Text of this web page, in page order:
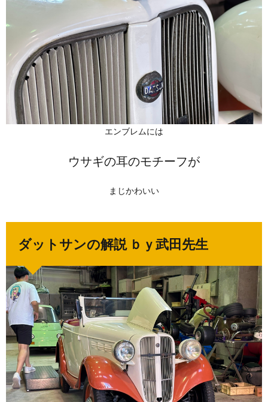
エンブレムには
ウサギの耳のモチーフが
まじかわいい
ダットサンの解説 ｂｙ武田先生